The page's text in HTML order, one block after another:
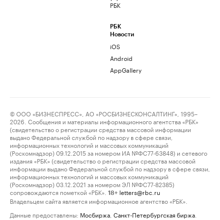
РБК
РБК
Новости
iOS
Android
AppGallery
© ООО «БИЗНЕСПРЕСС», АО «РОСБИЗНЕСКОНСАЛТИНГ», 1995–
2026. Сообщения и материалы информационного агентства «РБК»
(свидетельство о регистрации средства массовой информации
выдано Федеральной службой по надзору в сфере связи,
информационных технологий и массовых коммуникаций
(Роскомнадзор) 09.12.2015 за номером ИА №ФС77-63848) и сетевого
издания «РБК» (свидетельство о регистрации средства массовой
информации выдано Федеральной службой по надзору в сфере связи,
информационных технологий и массовых коммуникаций
(Роскомнадзор) 03.12.2021 за номером ЭЛ №ФС77-82385)
сопровождаются пометкой «РБК».
18+ letters@rbc.ru
Владельцем сайта является информационное агентство «РБК».
Данные предоставлены: Мосбиржа Санкт-Петербургская биржа